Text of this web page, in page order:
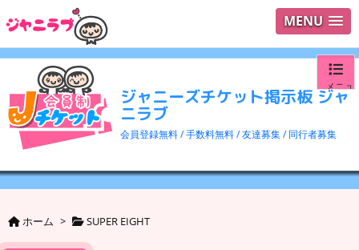
MENU
ジャニーズチケット掲示板 ジャ
ニラブ
会員登録無料 / 手数料無料 / 友達募集 / 同行者募集
メニュ
ログイ
ユーザ
ホーム > SUPER EIGHT